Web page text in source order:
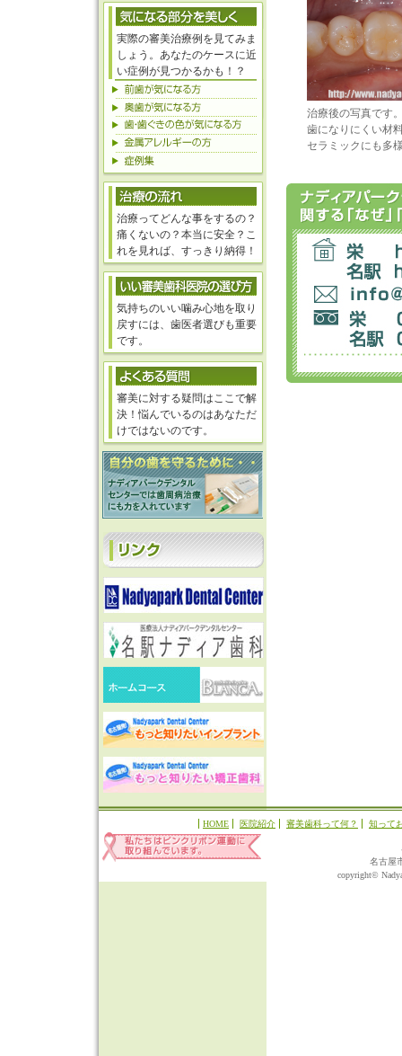
治療後の写真です
歯になりにくい材
セラミックにも多
実際の審美治療例を見てみま
しょう。あなたのケースに近
い症例が見つかるかも！？
治療ってどんな事をするの？
痛くないの？本当に安全？こ
れを見れば、すっきり納得！
気持ちのいい噛み心地を取り
戻すには、歯医者選びも重要
です。
審美に対する疑問はここで解
決！悩んでいるのはあなただ
けではないのです。
HOME 医院紹介 審美歯科って何？ 知って
名古屋
copyright©